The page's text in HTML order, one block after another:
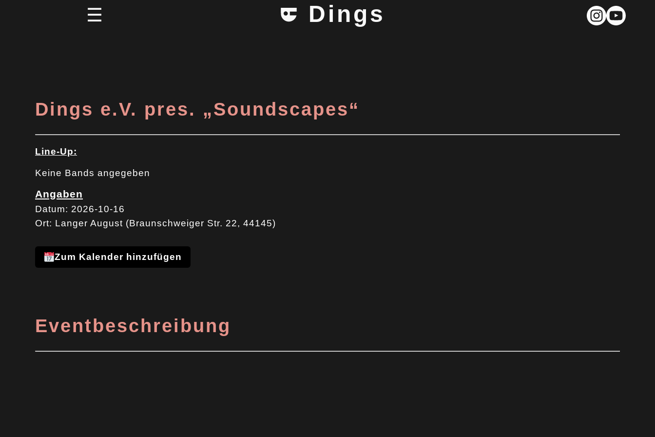
☰ Dings
Dings e.V. pres. „Soundscapes“
Line-Up:
Keine Bands angegeben
Angaben
Datum: 2026-10-16
Ort: Langer August (Braunschweiger Str. 22, 44145)
Zum Kalender hinzufügen
Eventbeschreibung